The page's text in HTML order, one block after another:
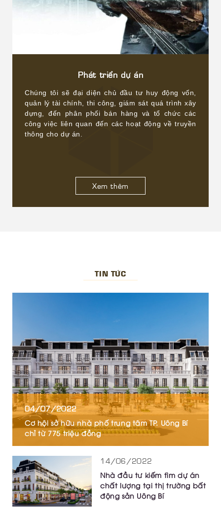
Phát triển dự án
Chúng tôi sẽ đại diện chủ đầu tư huy động vốn,
quản lý tài chính, thi công, giám sát quá trình xây
dựng, đến phân phối bán hàng và tổ chức các
công việc liên quan đến các hoạt động về truyền
thông cho dự án.
Xem thêm
TIN TỨC
04/07/2022
Cơ hội sở hữu nhà phố trung tâm TP. Uông Bí
chỉ từ 775 triệu đồng
14/06/2022
Nhà đầu tư kiếm tìm dự án
chất lượng tại thị trường bất
động sản Uông Bí